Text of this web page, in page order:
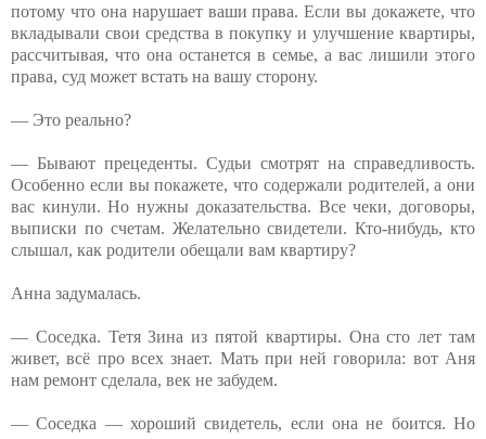
потому что она нарушает ваши права. Если вы докажете, что
вкладывали свои средства в покупку и улучшение квартиры,
рассчитывая, что она останется в семье, а вас лишили этого
права, суд может встать на вашу сторону.
— Это реально?
— Бывают прецеденты. Судьи смотрят на справедливость.
Особенно если вы покажете, что содержали родителей, а они
вас кинули. Но нужны доказательства. Все чеки, договоры,
выписки по счетам. Желательно свидетели. Кто-нибудь, кто
слышал, как родители обещали вам квартиру?
Анна задумалась.
— Соседка. Тетя Зина из пятой квартиры. Она сто лет там
живет, всё про всех знает. Мать при ней говорила: вот Аня
нам ремонт сделала, век не забудем.
— Соседка — хороший свидетель, если она не боится. Но